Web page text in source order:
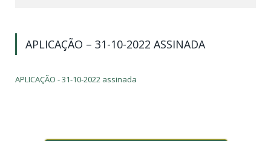
APLICAÇÃO – 31-10-2022 ASSINADA
APLICAÇÃO - 31-10-2022 assinada